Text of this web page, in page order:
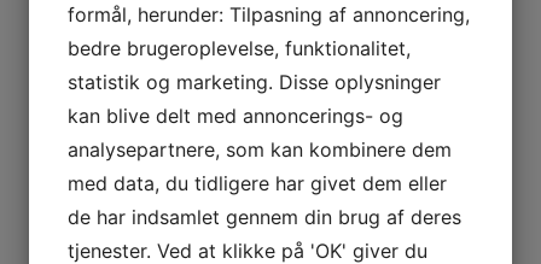
Telefon:30141403
E-mail:helenasrum@helenasrum.dk
Digital fortrydelsesformular
Information
formål, herunder: Tilpasning af annoncering,
bedre brugeroplevelse, funktionalitet,
statistik og marketing. Disse oplysninger
kan blive delt med annoncerings- og
analysepartnere, som kan kombinere dem
med data, du tidligere har givet dem eller
de har indsamlet gennem din brug af deres
tjenester. Ved at klikke på 'OK' giver du